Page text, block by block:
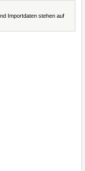
Importdaten stehen auf